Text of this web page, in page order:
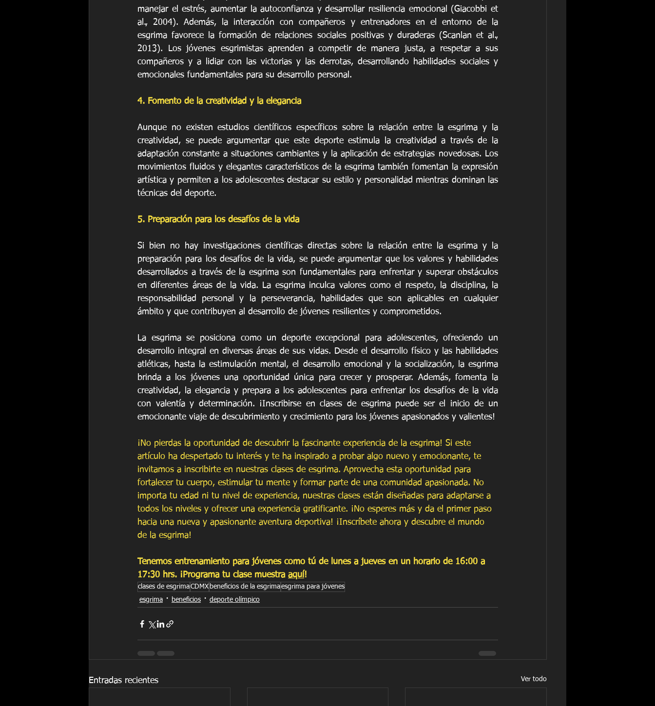
manejar el estrés, aumentar la autoconfianza y desarrollar resiliencia emocional (Giacobbi et
al., 2004). Además, la interacción con compañeros y entrenadores en el entorno de la
esgrima favorece la formación de relaciones sociales positivas y duraderas (Scanlan et al.,
2013). Los jóvenes esgrimistas aprenden a competir de manera justa, a respetar a sus
compañeros y a lidiar con las victorias y las derrotas, desarrollando habilidades sociales y
emocionales fundamentales para su desarrollo personal.
4. Fomento de la creatividad y la elegancia
Aunque no existen estudios científicos específicos sobre la relación entre la esgrima y la
creatividad, se puede argumentar que este deporte estimula la creatividad a través de la
adaptación constante a situaciones cambiantes y la aplicación de estrategias novedosas. Los
movimientos fluidos y elegantes característicos de la esgrima también fomentan la expresión
artística y permiten a los adolescentes destacar su estilo y personalidad mientras dominan las
técnicas del deporte.
5. Preparación para los desafíos de la vida
Si bien no hay investigaciones científicas directas sobre la relación entre la esgrima y la
preparación para los desafíos de la vida, se puede argumentar que los valores y habilidades
desarrollados a través de la esgrima son fundamentales para enfrentar y superar obstáculos
en diferentes áreas de la vida. La esgrima inculca valores como el respeto, la disciplina, la
responsabilidad personal y la perseverancia, habilidades que son aplicables en cualquier
ámbito y que contribuyen al desarrollo de jóvenes resilientes y comprometidos.
La esgrima se posiciona como un deporte excepcional para adolescentes, ofreciendo un
desarrollo integral en diversas áreas de sus vidas. Desde el desarrollo físico y las habilidades
atléticas, hasta la estimulación mental, el desarrollo emocional y la socialización, la esgrima
brinda a los jóvenes una oportunidad única para crecer y prosperar. Además, fomenta la
creatividad, la elegancia y prepara a los adolescentes para enfrentar los desafíos de la vida
con valentía y determinación. ¡Inscribirse en clases de esgrima puede ser el inicio de un
emocionante viaje de descubrimiento y crecimiento para los jóvenes apasionados y valientes!
¡No pierdas la oportunidad de descubrir la fascinante experiencia de la esgrima! Si este
artículo ha despertado tu interés y te ha inspirado a probar algo nuevo y emocionante, te
invitamos a inscribirte en nuestras clases de esgrima. Aprovecha esta oportunidad para
fortalecer tu cuerpo, estimular tu mente y formar parte de una comunidad apasionada. No
importa tu edad ni tu nivel de experiencia, nuestras clases están diseñadas para adaptarse a
todos los niveles y ofrecer una experiencia gratificante. ¡No esperes más y da el primer paso
hacia una nueva y apasionante aventura deportiva! ¡Inscríbete ahora y descubre el mundo
de la esgrima!
Tenemos entrenamiento para jóvenes como tú de lunes a jueves en un horario de 16:00 a
17:30 hrs. ¡Programa tu clase muestra aquí!
clases de esgrimaCDMX beneficios de la esgrimaesgrima para jóvenes
esgrima
beneficios deporte olímpico
Entradas recientes Ver todo